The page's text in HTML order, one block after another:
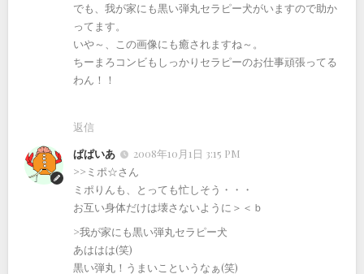
でも、我が家にも黒い弾丸セラピー犬がいますので助か
ってます。
いや～、この画像にも癒されますね～。
ちーまろコンビもしっかりセラピーのお仕事頑張ってる
わん！！
返信
ぱぱいあ
2008年10月1日 3:15 PM
>>ミポ☆さん
ミポりんも、とっても忙しそう・・・
お互い身体だけは壊さないように＞＜ｂ
>我が家にも黒い弾丸セラピー犬
あははは(笑)
黒い弾丸！うまいこというなぁ(笑)